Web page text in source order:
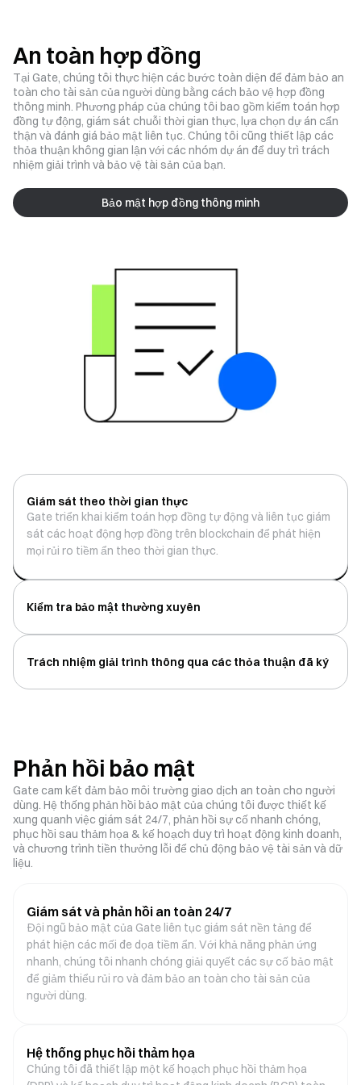
An toàn hợp đồng
Tại Gate, chúng tôi thực hiện các bước toàn diện để đảm bảo an
toàn cho tài sản của người dùng bằng cách bảo vệ hợp đồng
thông minh. Phương pháp của chúng tôi bao gồm kiểm toán hợp
đồng tự động, giám sát chuỗi thời gian thực, lựa chọn dự án cẩn
thận và đánh giá bảo mật liên tục. Chúng tôi cũng thiết lập các
thỏa thuận không gian lận với các nhóm dự án để duy trì trách
nhiệm giải trình và bảo vệ tài sản của bạn.
Bảo mật hợp đồng thông minh
Giám sát theo thời gian thực
Gate triển khai kiểm toán hợp đồng tự động và liên tục giám
sát các hoạt động hợp đồng trên blockchain để phát hiện
mọi rủi ro tiềm ẩn theo thời gian thực.
Gate triển khai kiểm toán hợp đồng tự động và liên tục giám
sát các hoạt động hợp đồng trên blockchain để phát hiện
mọi rủi ro tiềm ẩn theo thời gian thực.
Kiểm tra bảo mật thường xuyên
Trách nhiệm giải trình thông qua các thỏa thuận đã ký
Phản hồi bảo mật
Gate cam kết đảm bảo môi trường giao dịch an toàn cho người
dùng. Hệ thống phản hồi bảo mật của chúng tôi được thiết kế
xung quanh việc giám sát 24/7, phản hồi sự cố nhanh chóng,
phục hồi sau thảm họa & kế hoạch duy trì hoạt động kinh doanh,
và chương trình tiền thưởng lỗi để chủ động bảo vệ tài sản và dữ
liệu.
Giám sát và phản hồi an toàn 24/7
Đội ngũ bảo mật của Gate liên tục giám sát nền tảng để
phát hiện các mối đe dọa tiềm ẩn. Với khả năng phản ứng
nhanh, chúng tôi nhanh chóng giải quyết các sự cố bảo mật
để giảm thiểu rủi ro và đảm bảo an toàn cho tài sản của
người dùng.
Hệ thống phục hồi thảm họa
Chúng tôi đã thiết lập một kế hoạch phục hồi thảm họa